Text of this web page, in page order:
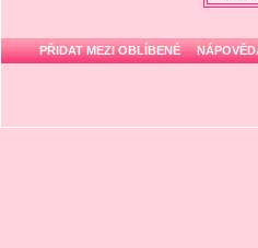
PŘIDAT MEZI OBLÍBENÉ